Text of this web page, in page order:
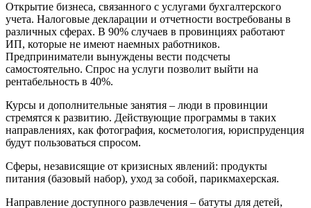
Открытие бизнеса, связанного с услугами бухгалтерского
учета. Налоговые декларации и отчетности востребованы в
различных сферах. В 90% случаев в провинциях работают
ИП, которые не имеют наемных работников.
Предприниматели вынуждены вести подсчеты
самостоятельно. Спрос на услуги позволит выйти на
рентабельность в 40%.
Курсы и дополнительные занятия – люди в провинции
стремятся к развитию. Действующие программы в таких
направлениях, как фотография, косметология, юриспруденция
будут пользоваться спросом.
Сферы, независящие от кризисных явлений: продукты
питания (базовый набор), уход за собой, парикмахерская.
Направление доступного развлечения – батуты для детей,